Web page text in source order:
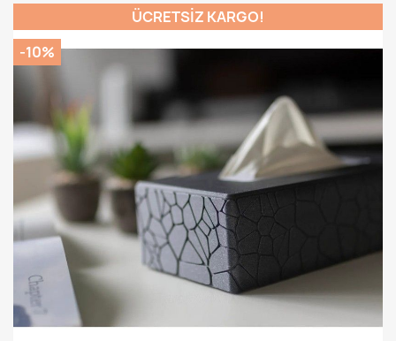
ÜCRETSIZ KARGO!
-10%